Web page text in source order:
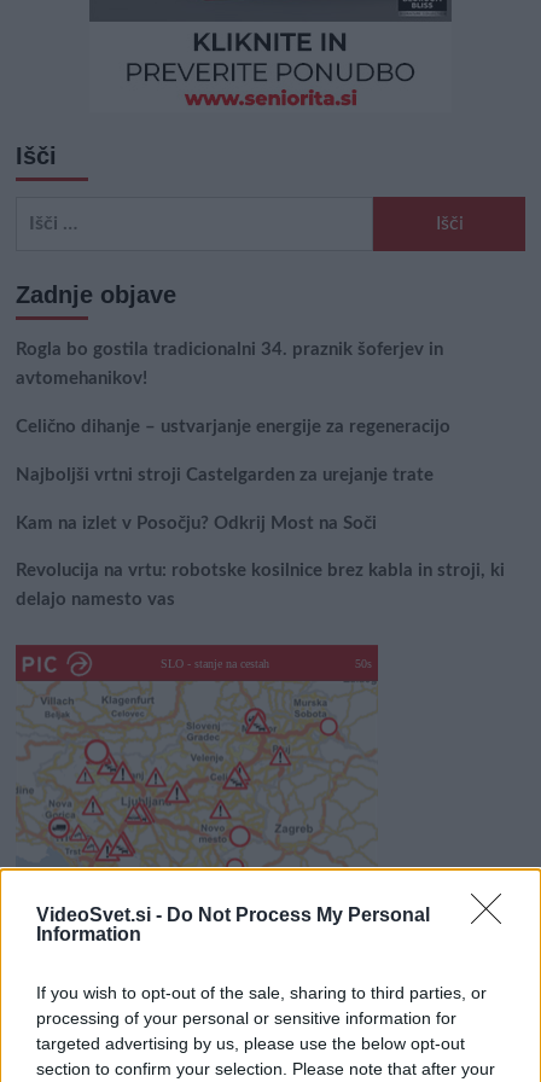
VideoSvet.si - Do Not Process My Personal
Information
If you wish to opt-out of the sale, sharing to third parties, or
processing of your personal or sensitive information for
targeted advertising by us, please use the below opt-out
section to confirm your selection. Please note that after your
Išči
Zadnje objave
Rogla bo gostila tradicionalni 34. praznik šoferjev in
avtomehanikov!
Celično dihanje – ustvarjanje energije za regeneracijo
Najboljši vrtni stroji Castelgarden za urejanje trate
Kam na izlet v Posočju? Odkrij Most na Soči
Revolucija na vrtu: robotske kosilnice brez kabla in stroji, ki
delajo namesto vas
SLO - stanje na cestah 50s
klikni za vstop na www.promet.si
Išči: